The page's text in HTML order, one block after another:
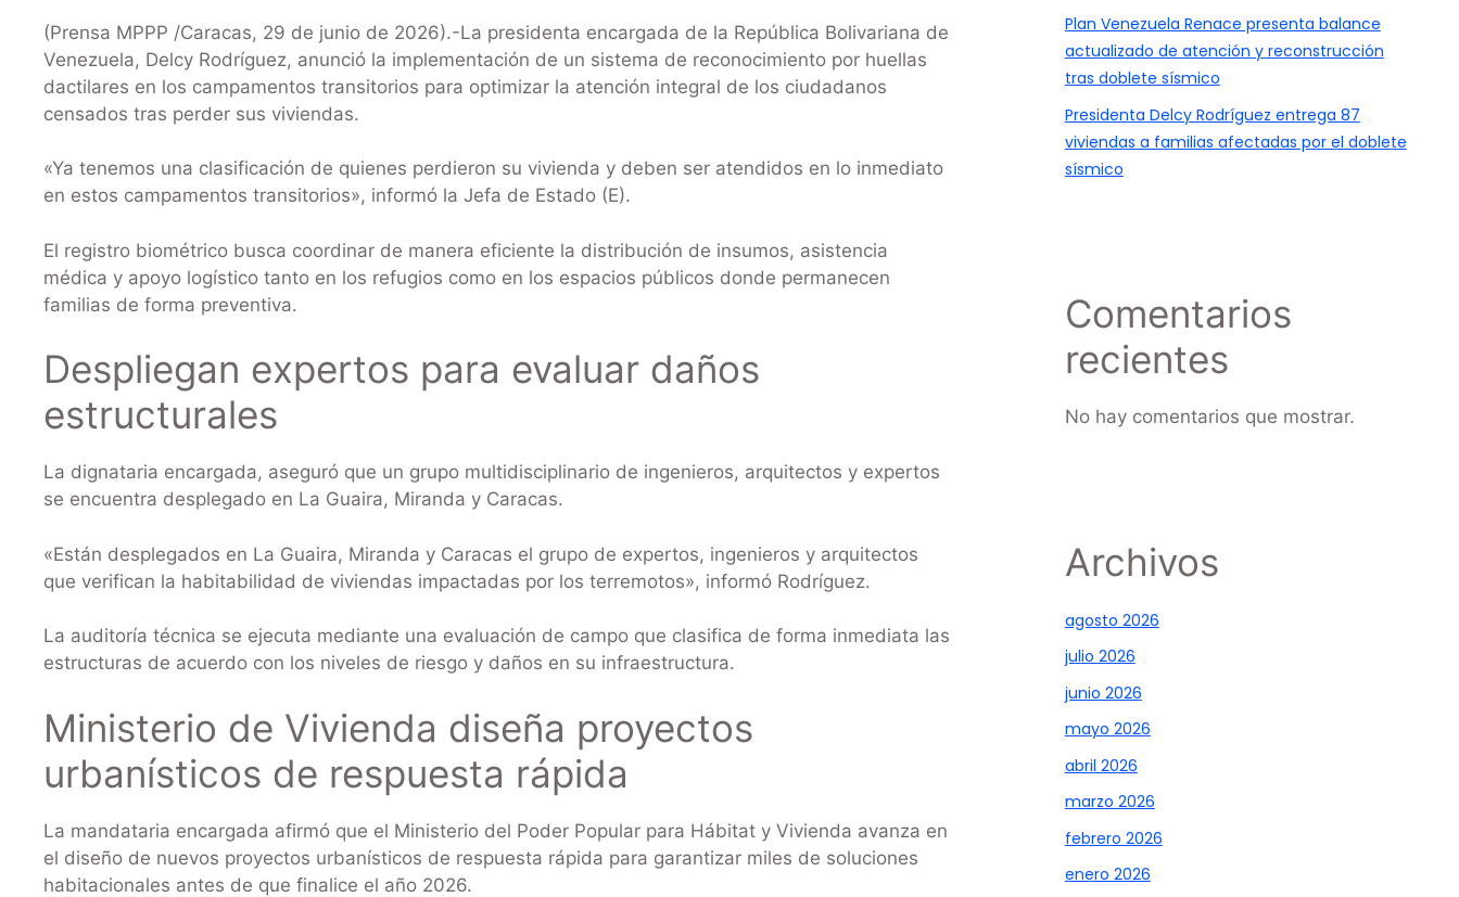
(Prensa MPPP /Caracas, 29 de junio de 2026).-La presidenta encargada de la República Bolivariana de
Venezuela, Delcy Rodríguez, anunció la implementación de un sistema de reconocimiento por huellas
dactilares en los campamentos transitorios para optimizar la atención integral de los ciudadanos
censados tras perder sus viviendas.
«Ya tenemos una clasificación de quienes perdieron su vivienda y deben ser atendidos en lo inmediato
en estos campamentos transitorios», informó la Jefa de Estado (E).
El registro biométrico busca coordinar de manera eficiente la distribución de insumos, asistencia
médica y apoyo logístico tanto en los refugios como en los espacios públicos donde permanecen
familias de forma preventiva.
Despliegan expertos para evaluar daños
estructurales
La dignataria encargada, aseguró que un grupo multidisciplinario de ingenieros, arquitectos y expertos
se encuentra desplegado en La Guaira, Miranda y Caracas.
«Están desplegados en La Guaira, Miranda y Caracas el grupo de expertos, ingenieros y arquitectos
que verifican la habitabilidad de viviendas impactadas por los terremotos», informó Rodríguez.
La auditoría técnica se ejecuta mediante una evaluación de campo que clasifica de forma inmediata las
estructuras de acuerdo con los niveles de riesgo y daños en su infraestructura.
Ministerio de Vivienda diseña proyectos
urbanísticos de respuesta rápida
La mandataria encargada afirmó que el Ministerio del Poder Popular para Hábitat y Vivienda avanza en
el diseño de nuevos proyectos urbanísticos de respuesta rápida para garantizar miles de soluciones
habitacionales antes de que finalice el año 2026.
Plan Venezuela Renace presenta balance
actualizado de atención y reconstrucción
tras doblete sísmico
Presidenta Delcy Rodríguez entrega 87
viviendas a familias afectadas por el doblete
sísmico
Comentarios
recientes
No hay comentarios que mostrar.
Archivos
agosto 2026
julio 2026
junio 2026
mayo 2026
abril 2026
marzo 2026
febrero 2026
enero 2026